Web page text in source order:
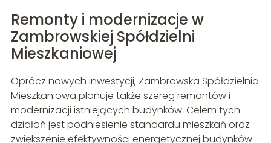
Remonty i modernizacje w
Zambrowskiej Spółdzielni
Mieszkaniowej
Oprócz nowych inwestycji, Zambrowska Spółdzielnia
Mieszkaniowa planuje także szereg remontów i
modernizacji istniejących budynków. Celem tych
działań jest podniesienie standardu mieszkań oraz
zwiększenie efektywności energetycznej budynków.